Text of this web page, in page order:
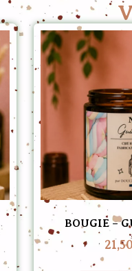
BOUGIE –
21,50